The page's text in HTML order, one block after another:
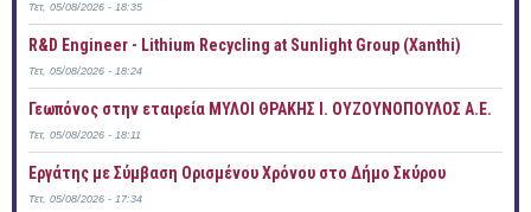
Τετ, 05/08/2026 - 18:35
R&D Engineer - Lithium Recycling at Sunlight Group (Xanthi)
Τετ, 05/08/2026 - 18:24
Γεωπόνος στην εταιρεία ΜΥΛΟΙ ΘΡΑΚΗΣ Ι. ΟΥΖΟΥΝΟΠΟΥΛΟΣ Α.Ε.
Τετ, 05/08/2026 - 18:11
Εργάτης με Σύμβαση Ορισμένου Χρόνου στο Δήμο Σκύρου
Τετ, 05/08/2026 - 17:34